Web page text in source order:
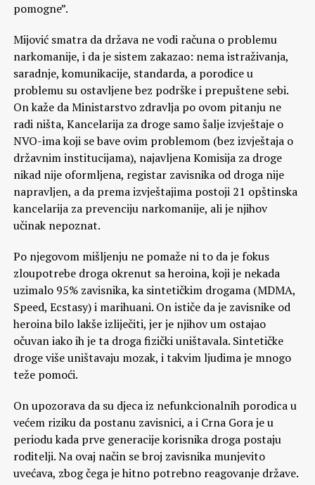
pomogne”.
Mijović smatra da država ne vodi računa o problemu
narkomanije, i da je sistem zakazao: nema istraživanja,
saradnje, komunikacije, standarda, a porodice u
problemu su ostavljene bez podrške i prepuštene sebi.
On kaže da Ministarstvo zdravlja po ovom pitanju ne
radi ništa, Kancelarija za droge samo šalje izvještaje o
NVO-ima koji se bave ovim problemom (bez izvještaja o
državnim institucijama), najavljena Komisija za droge
nikad nije oformljena, registar zavisnika od droga nije
napravljen, a da prema izvještajima postoji 21 opštinska
kancelarija za prevenciju narkomanije, ali je njihov
učinak nepoznat.
Po njegovom mišljenju ne pomaže ni to da je fokus
zloupotrebe droga okrenut sa heroina, koji je nekada
uzimalo 95% zavisnika, ka sintetičkim drogama (MDMA,
Speed, Ecstasy) i marihuani. On ističe da je zavisnike od
heroina bilo lakše izliječiti, jer je njihov um ostajao
očuvan iako ih je ta droga fizički uništavala. Sintetičke
droge više uništavaju mozak, i takvim ljudima je mnogo
teže pomoći.
On upozorava da su djeca iz nefunkcionalnih porodica u
većem riziku da postanu zavisnici, a i Crna Gora je u
periodu kada prve generacije korisnika droga postaju
roditelji. Na ovaj način se broj zavisnika munjevito
uvećava, zbog čega je hitno potrebno reagovanje države.